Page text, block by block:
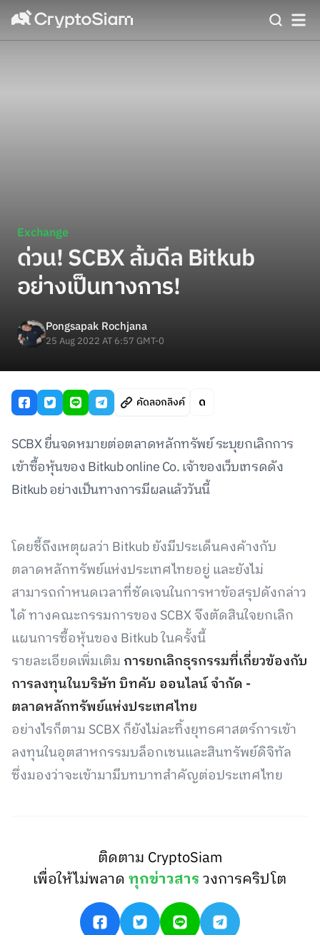
Exchange
ด่วน! SCBX ล้มดีล Bitkub
อย่างเป็นทางการ!
Pongsapak Rochjana
25 Aug 2022 AT 6:57 GMT-0
คัดลอกลิงค์
SCBX ยื่นจดหมายต่อตลาดหลักทรัพย์ ระบุยกเลิกการ
เข้าซื้อหุ้นของ Bitkub online Co. เจ้าของเว็บเทรดดัง
Bitkub อย่างเป็นทางการมีผลแล้ววันนี้
โดยชี้ถึงเหตุผลว่า Bitkub ยังมีประเด็นคงค้างกับ
ตลาดหลักทรัพย์แห่งประเทศไทยอยู่ และยังไม่
สามารถกำหนดเวลาที่ชัดเจนในการหาข้อสรุปดังกล่าว
ได้ ทางคณะกรรมการของ SCBX จึงตัดสินใจยกเลิก
แผนการซื้อหุ้นของ Bitkub ในครั้งนี้
รายละเอียดเพิ่มเติม การยกเลิกธุรกรรมที่เกี่ยวข้องกับ
การลงทุนในบริษัท บิทคับ ออนไลน์ จำกัด -
ตลาดหลักทรัพย์แห่งประเทศไทย
อย่างไรก็ตาม SCBX ก็ยังไม่ละทิ้งยุทธศาสตร์การเข้า
ลงทุนในอุตสาหกรรมบล็อกเชนและสินทรัพย์ดิจิทัล
ซึ่งมองว่าจะเข้ามามีบทบาทสำคัญต่อประเทศไทย
ติดตาม CryptoSiam
เพื่อให้ไม่พลาดทุกข่าวสารวงการคริปโต